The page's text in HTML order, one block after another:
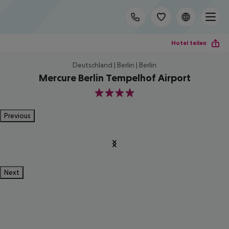
Hotel teilen
Deutschland | Berlin | Berlin
Mercure Berlin Tempelhof Airport
4
Previous
Next